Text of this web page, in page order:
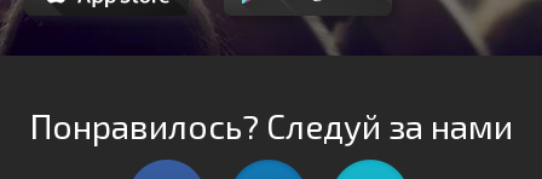
Понравилось? Следуй за нами